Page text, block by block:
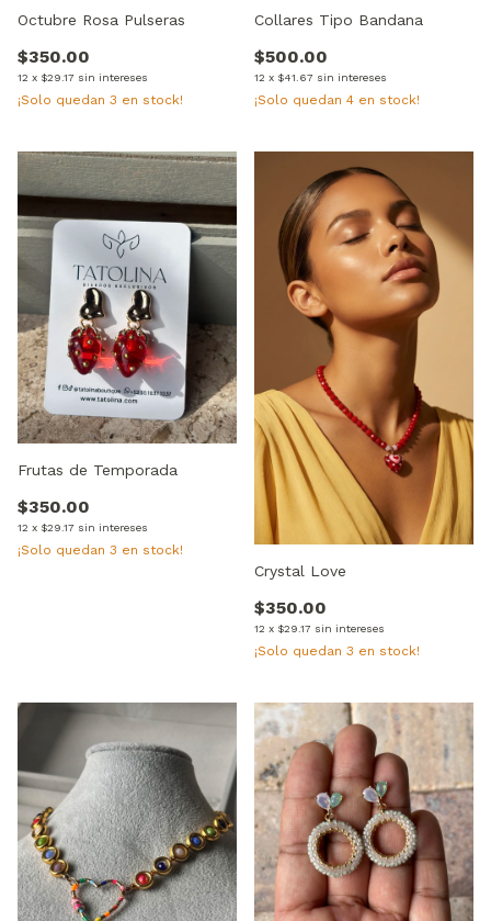
Octubre Rosa Pulseras
$350.00
12 x $29.17 sin intereses
¡Solo quedan 3 en stock!
Collares Tipo Bandana
$500.00
12 x $41.67 sin intereses
¡Solo quedan 4 en stock!
Frutas de Temporada
$350.00
12 x $29.17 sin intereses
¡Solo quedan 3 en stock!
Crystal Love
$350.00
12 x $29.17 sin intereses
¡Solo quedan 3 en stock!